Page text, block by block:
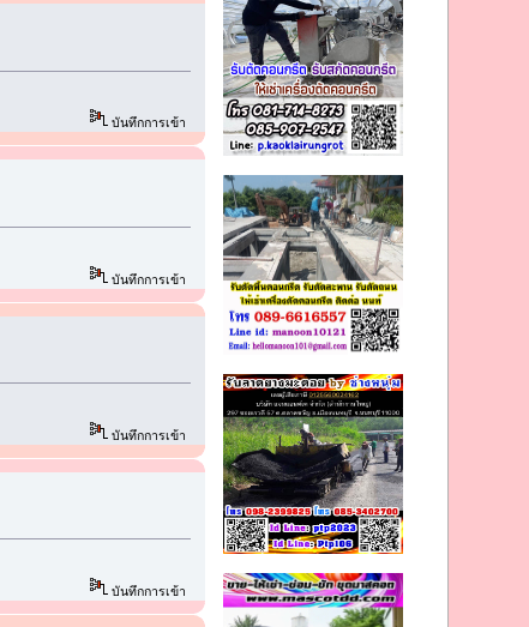
บันทึกการเข้า
บันทึกการเข้า
บันทึกการเข้า
บันทึกการเข้า